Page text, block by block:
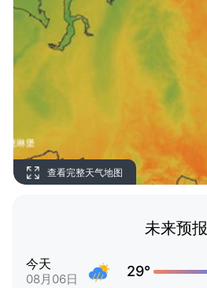
查看完整天气地图
未来预报
今天
08月06日 29°